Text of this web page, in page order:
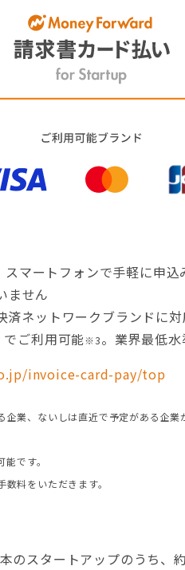
マートフォンで手軽に申込
ません
ネットワークブランドに
ご利用可能※3。業界最低
invoice-card-pay/top
業、ないしは直近で予定がある企業
です。
料をいただきます。
のスタートアップのうち、